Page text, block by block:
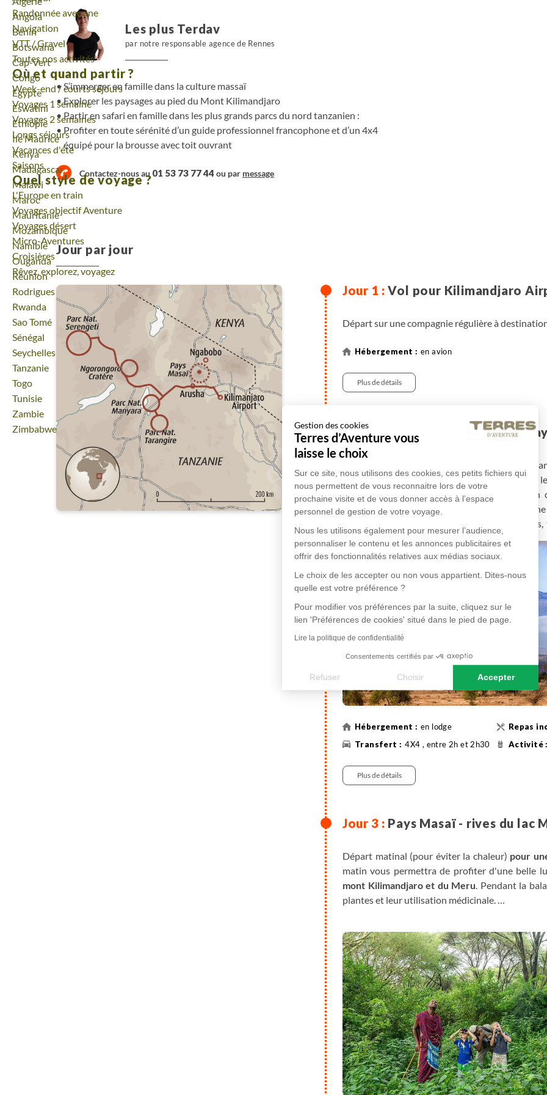
Gestion des cookies
Terres d’Aventure vous
laisse le choix
Sur ce site, nous utilisons des cookies, ces petits fichiers qui
nous permettent de vous reconnaitre lors de votre
prochaine visite et de vous donner accès à l’espace
personnel de gestion de votre voyage.
Nous les utilisons également pour mesurer l’audience,
personnaliser le contenu et les annonces publicitaires et
offrir des fonctionnalités relatives aux médias sociaux.
Le choix de les accepter ou non vous appartient. Dites-nous
quelle est votre préférence ?
Pour modifier vos préférences par la suite, cliquez sur le
lien 'Préférences de cookies' situé dans le pied de page.
Lire la politique de confidentialité
Consentements certifiés par
Refuser Choisir Accepter
Axeptio consent
Plateforme de Gestion du Consentement : Personnalisez
Notre plateforme vous permet d'adapter et de gérer vos
Voyage
Angola
Voyage
Bénin
Voyage
Botswana
Voyage
Cap-Vert
Voyage
Congo
Voyage
Egypte
Voyage
Eswatini
Voyage
Ethiopie
Voyage
Ile Maurice
Voyage
Kenya
Voyage
Madagascar
Voyage
Malawi
Voyage
Maroc
Voyage
Mauritanie
Voyage
Mozambique
Voyage
Namibie
Voyage
Ouganda
Voyage
Réunion
Voyage
Rodrigues
Voyage
Rwanda
Voyage
Sao Tomé
Voyage
Sénégal
Voyage
Seychelles
Voyage
Tanzanie
Voyage
Togo
Voyage
Tunisie
Voyage
Zambie
Voyage
Zimbabwe
Randonnée avec âne
Navigation
VTT / Gravel
Toutes nos activités
Où et quand partir ?
Week-end / courts séjours
Voyages 1 semaine
Voyages 2 semaines
Longs séjours
Vacances d'été
Saisons
Quel style de voyage ?
L'Europe en train
Voyages objectif Aventure
Voyages désert
Micro-Aventures
Croisières
Rêvez, explorez, voyagez
Les plus Terdav
par notre responsable agence de Rennes
S’immerger en famille dans la culture massaï
Explorer les paysages au pied du Mont Kilimandjaro
Partir en safari en famille dans les plus grands parcs du nord tanzanien :
Profiter en toute sérénité d’un guide professionnel francophone et d’un 4x4
équipé pour la brousse avec toit ouvrant
Contactez-nous au 01 53 73 77 44 ou par message
Jour par jour
Vol pour Kilimandjaro
Départ sur une compagnie régulière à
en avion
Plus de détails
Kilimandjaro Airport -
accueil puis
de la steppe masaï, entre le Kilimandjaro et
culturelle authentique en famille. En
installations (piscine avec vue sur la
communauté Masaï cultive ses herbes,
leur propre miel avec leurs ruches (en cas
Petits et grands pourront participer à un
Au coucher du soleil, vous assistez àune
moment de partage au coin du feu avec les
Situé près du village de Ngabobo, ce lodge
reversés à des projets sociaux et éducatifs
aménagées et construites avec des matériaux
en lodge
4X4 , entre 2h et 2h30
Plus de détails
Pays Masaï - rives du lac
Départ matinal (pour éviter la chaleur) pour
matin vous permettra de profiter d'une belle
mont Kilimandjaro et du Meru. Pendant la
plantes et leur utilisation médicinale.
Retour au lodge pour le déjeuner puis dans
installation dans votre hébergement.